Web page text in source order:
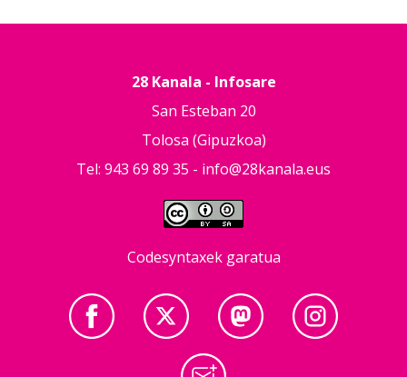
28 Kanala - Infosare
San Esteban 20
Tolosa (Gipuzkoa)
Tel: 943 69 89 35 - info@28kanala.eus
Codesyntaxek garatua